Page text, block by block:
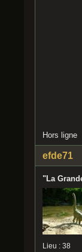
Hors ligne
efde71
"La
Lieu : 38